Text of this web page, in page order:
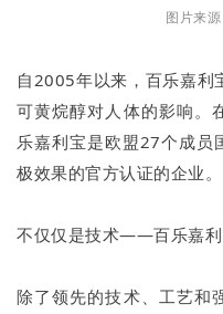
图片来
自2005年以来，百乐嘉利
可黄烷醇对人体的影响。
乐嘉利宝是欧盟27个成员
极效果的官方认证的企业。
不仅仅是技术——百乐嘉利
除了领先的技术、工艺和